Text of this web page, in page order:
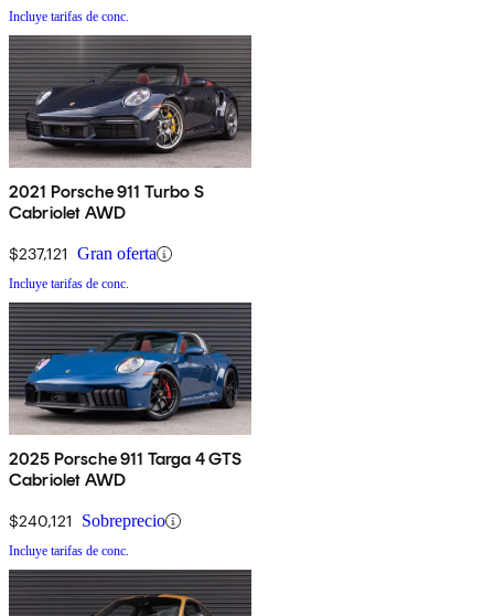
Incluye tarifas de conc.
2021 Porsche 911 Turbo S
Cabriolet AWD
$237,121 Gran oferta
Incluye tarifas de conc.
2025 Porsche 911 Targa 4 GTS
Cabriolet AWD
$240,121 Sobreprecio
Incluye tarifas de conc.